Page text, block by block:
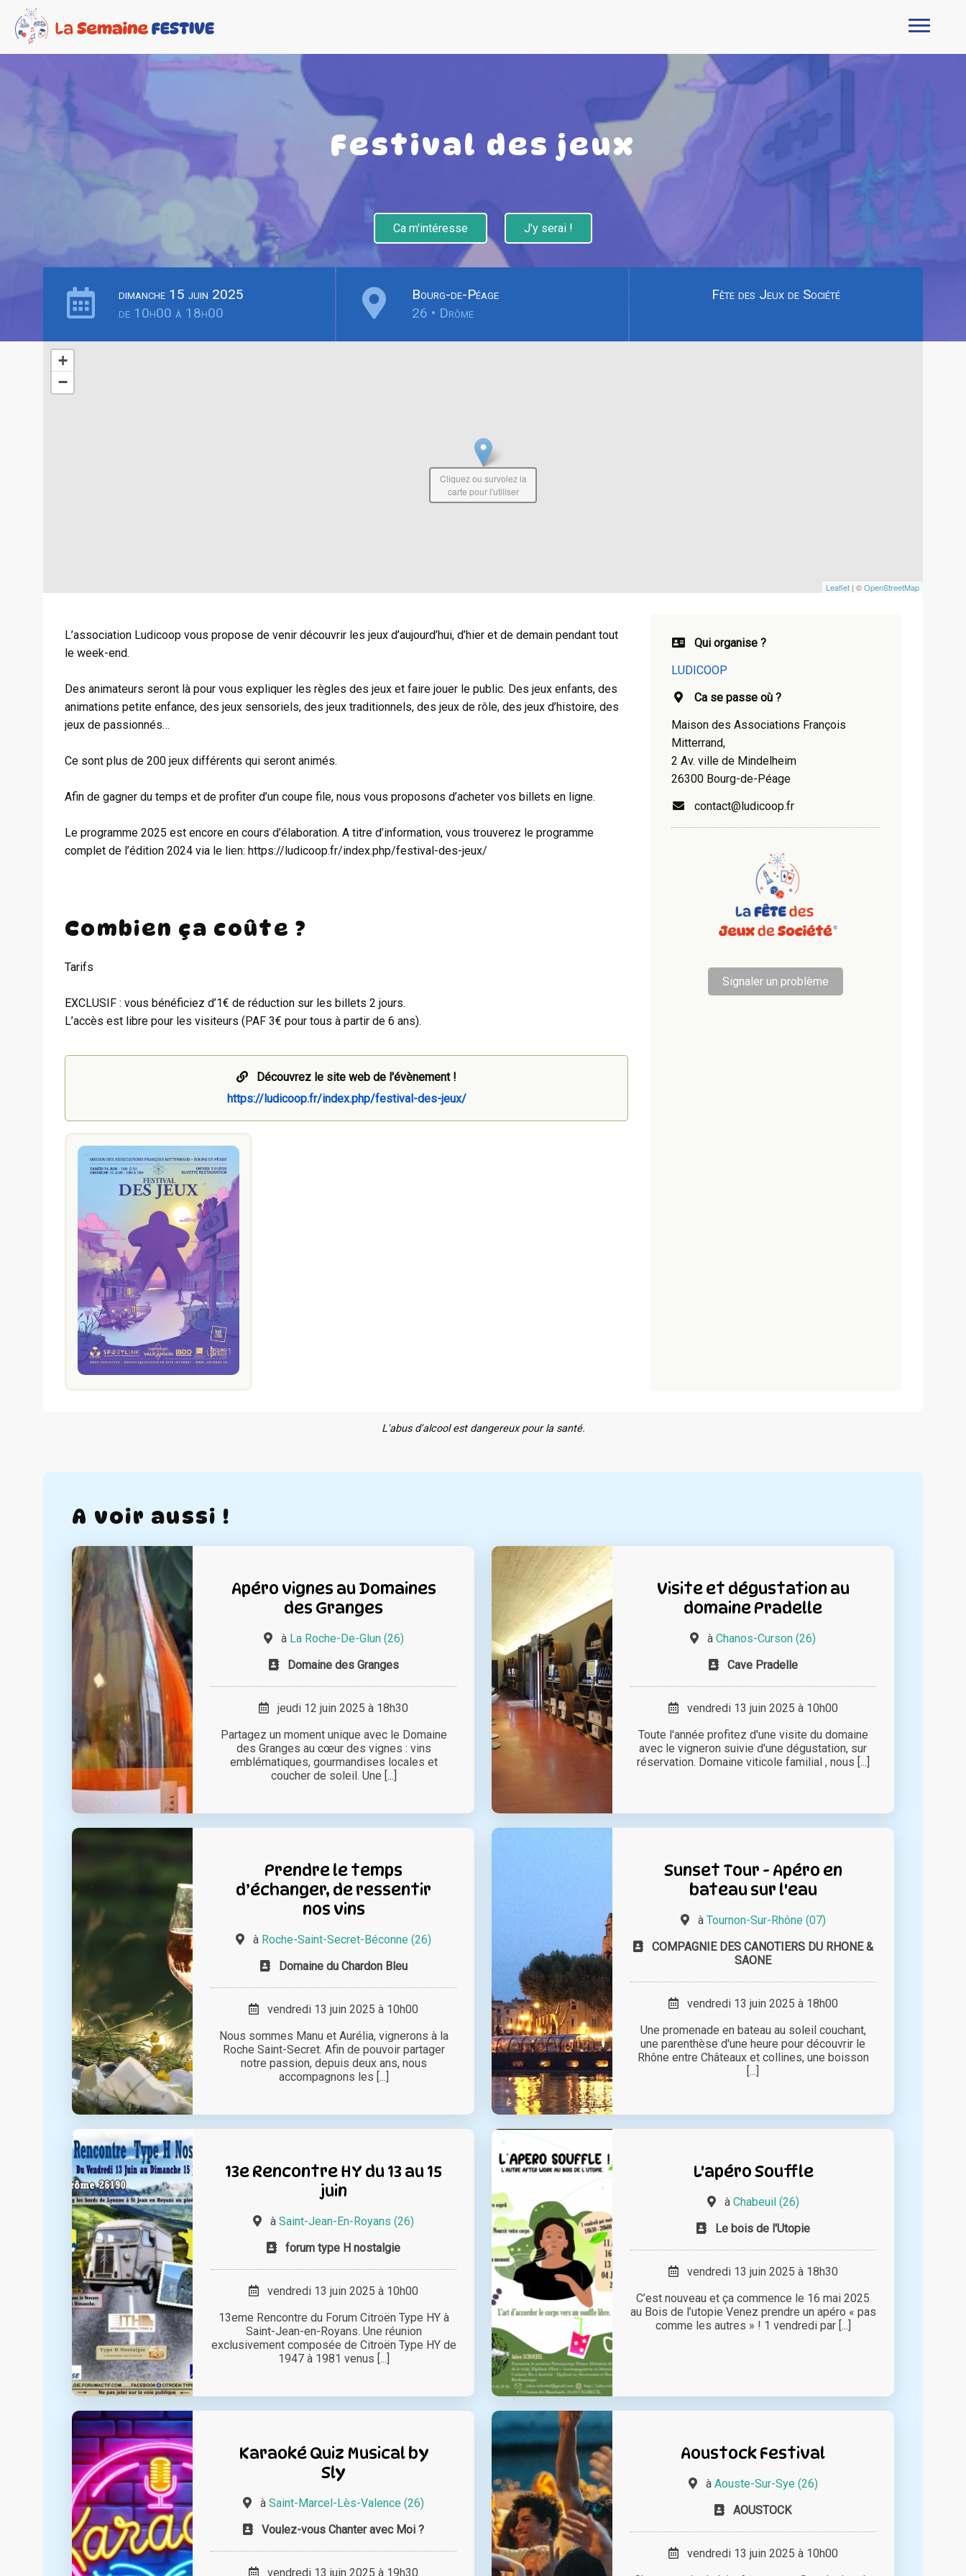
Festival des jeux
Ca m'intéresse J'y serai !
dimanche 15 juin 2025
de 10h00 à 18h00
Bourg-de-Péage
26 • Drôme
Fête des Jeux de Société
+
−
Leaflet | ©OpenStreetMap
Cliquez ou survolez la
carte pour l'utiliser
L’association Ludicoop vous propose de venir découvrir les jeux d’aujourd’hui, d’hier et de demain pendant tout
le week-end.
Des animateurs seront là pour vous expliquer les règles des jeux et faire jouer le public. Des jeux enfants, des
animations petite enfance, des jeux sensoriels, des jeux traditionnels, des jeux de rôle, des jeux d’histoire, des
jeux de passionnés…
Ce sont plus de 200 jeux différents qui seront animés.
Afin de gagner du temps et de profiter d’un coupe file, nous vous proposons d’acheter vos billets en ligne.
Le programme 2025 est encore en cours d’élaboration. A titre d’information, vous trouverez le programme
complet de l’édition 2024 via le lien: https://ludicoop.fr/index.php/festival-des-jeux/
Combien ça coûte ?
Tarifs
EXCLUSIF : vous bénéficiez d’1€ de réduction sur les billets 2 jours.
L’accès est libre pour les visiteurs (PAF 3€ pour tous à partir de 6 ans).
Découvrez le site web de l'évènement !
https://ludicoop.fr/index.php/festival-des-jeux/
Qui organise ?
LUDICOOP
Ca se passe où ?
Maison des Associations François
Mitterrand,
2 Av. ville de Mindelheim
26300 Bourg-de-Péage
contact@ludicoop.fr
Signaler un problème
L'abus d'alcool est dangereux pour la santé.
A voir aussi !
Apéro vignes au Domaines
des Granges
à La Roche-De-Glun (26)
Domaine des Granges
jeudi 12 juin 2025 à 18h30
Partagez un moment unique avec le Domaine
des Granges au cœur des vignes : vins
emblématiques, gourmandises locales et
coucher de soleil. Une [...]
Visite et dégustation au
domaine Pradelle
àChanos-Curson (26)
Cave Pradelle
vendredi 13 juin 2025 à 10h00
Toute l'année profitez d'une visite du domaine
avec le vigneron suivie d'une dégustation, sur
réservation. Domaine viticole familial , nous [...]
Prendre le temps
d’échanger, de ressentir
nos vins
à Roche-Saint-Secret-Béconne (26)
Domaine du Chardon Bleu
vendredi 13 juin 2025 à 10h00
Nous sommes Manu et Aurélia, vignerons à la
Roche Saint-Secret. Afin de pouvoir partager
notre passion, depuis deux ans, nous
accompagnons les [...]
Sunset Tour - Apéro en
bateau sur l'eau
à Tournon-Sur-Rhône (07)
COMPAGNIE DES CANOTIERS DU RHONE &
SAONE
vendredi 13 juin 2025 à 18h00
Une promenade en bateau au soleil couchant,
une parenthèse d'une heure pour découvrir le
Rhône entre Châteaux et collines, une boisson
[...]
13e Rencontre HY du 13 au 15
juin
àSaint-Jean-En-Royans (26)
forum type H nostalgie
vendredi 13 juin 2025 à 10h00
13eme Rencontre du Forum Citroën Type HY à
Saint-Jean-en-Royans. Une réunion
exclusivement composée de Citroën Type HY de
1947 à 1981 venus [...]
L'apéro Souffle
à Chabeuil (26)
Le bois de l'Utopie
vendredi 13 juin 2025 à 18h30
C’est nouveau et ça commence le 16 mai 2025
au Bois de l’utopie Venez prendre un apéro « pas
comme les autres » ! 1 vendredi par [...]
Karaoké Quiz Musical by
Sly
àSaint-Marcel-Lès-Valence (26)
Voulez-vous Chanter avec Moi ?
vendredi 13 juin 2025 à 19h30
Aoustock Festival
à Aouste-Sur-Sye (26)
AOUSTOCK
vendredi 13 juin 2025 à 10h00